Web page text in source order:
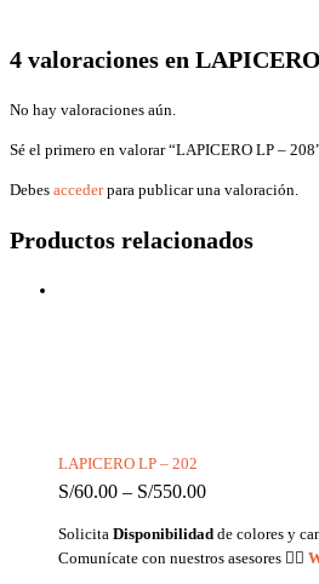
4 valoraciones en
No hay valoraciones aún.
Sé el primero en valorar “LAPICERO LP –
Debes accederpara publicar una valoración.
Productos relacionados
LAPICERO LP – 202
S/60.00 – S/550.00
Solicita Disponibilidad de colores y
Comunícate con nuestros asesores 👉🏼